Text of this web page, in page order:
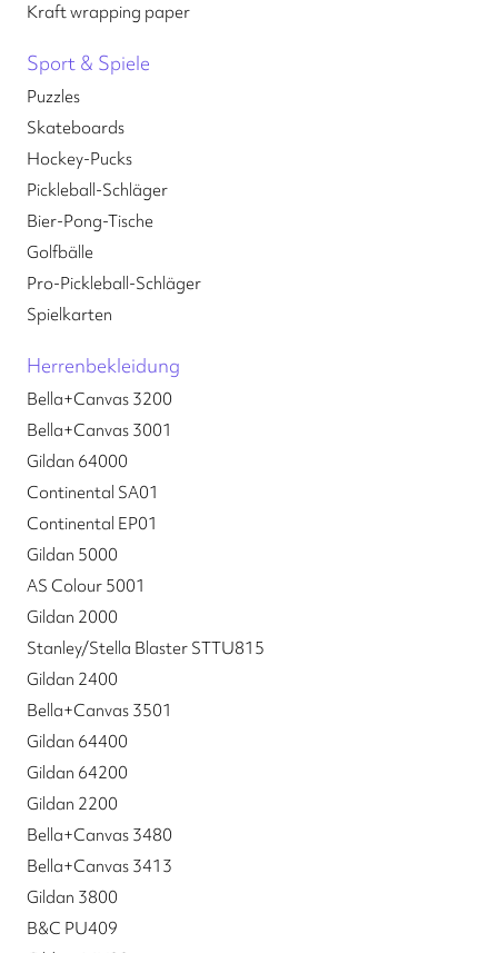
Kraft wrapping paper
Sport & Spiele
Puzzles
Skateboards
Hockey-Pucks
Pickleball-Schläger
Bier-Pong-Tische
Golfbälle
Pro-Pickleball-Schläger
Spielkarten
Herrenbekleidung
Bella+Canvas 3200
Bella+Canvas 3001
Gildan 64000
Continental SA01
Continental EP01
Gildan 5000
AS Colour 5001
Gildan 2000
Stanley/Stella Blaster STTU815
Gildan 2400
Bella+Canvas 3501
Gildan 64400
Gildan 64200
Gildan 2200
Bella+Canvas 3480
Bella+Canvas 3413
Gildan 3800
B&C PU409